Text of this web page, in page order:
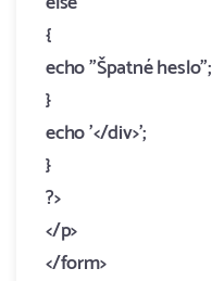
{
echo "Špatné heslo";
}
echo '</div>';
}
?>
</p>
</form>